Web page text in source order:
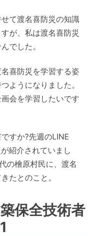
て渡名喜防災の知識
が、私は渡名喜防災
でした。
喜防災を学習する姿
ようになりました。
会を学習したいです
すか?先週のLINE
紹介されていまし
の檜原村民に、渡名
たとのこと。
保全技術者